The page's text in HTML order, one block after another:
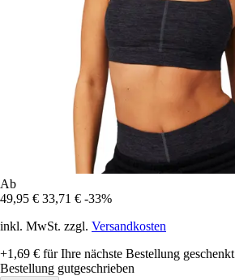
Ab
49,95 € 33,71 € -33%
inkl. MwSt. zzgl. Versandkosten
+1,69 € für Ihre nächste Bestellung geschenkt
Bestellung gutgeschrieben